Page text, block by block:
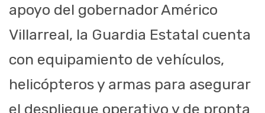
apoyo del gobernador Américo
Villarreal, la Guardia Estatal cuenta
con equipamiento de vehículos,
helicópteros y armas para asegurar
el despliegue operativo y de pronta